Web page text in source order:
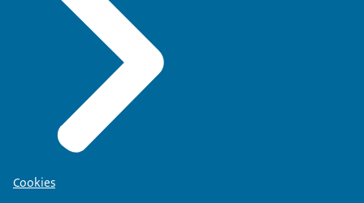
Cookies